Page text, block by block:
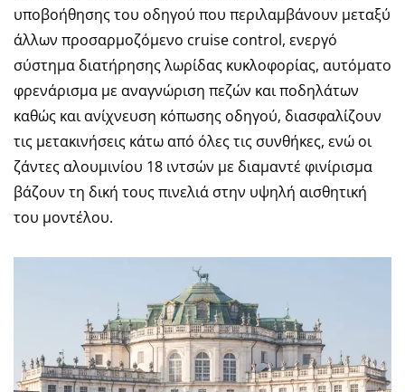
υποβοήθησης του οδηγού που περιλαμβάνουν μεταξύ
άλλων προσαρμοζόμενο cruise control, ενεργό
σύστημα διατήρησης λωρίδας κυκλοφορίας, αυτόματο
φρενάρισμα με αναγνώριση πεζών και ποδηλάτων
καθώς και ανίχνευση κόπωσης οδηγού, διασφαλίζουν
τις μετακινήσεις κάτω από όλες τις συνθήκες, ενώ οι
ζάντες αλουμινίου 18 ιντσών με διαμαντέ φινίρισμα
βάζουν τη δική τους πινελιά στην υψηλή αισθητική
του μοντέλου.